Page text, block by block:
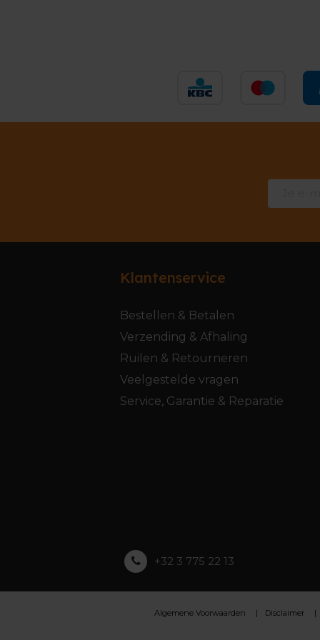
Klantenservice
Bestellen & Betalen
Verzending & Afhaling
Ruilen & Retourneren
Veelgestelde vragen
Service, Garantie & Reparatie
+32 3 775 22 13
Algemene Voorwaarden Disclaimer